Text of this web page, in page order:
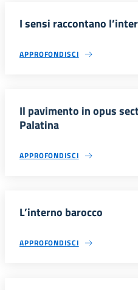
I sensi raccontano
APPROFONDISCI
Il pavimento in opus
Palatina
APPROFONDISCI
L’interno barocco
APPROFONDISCI